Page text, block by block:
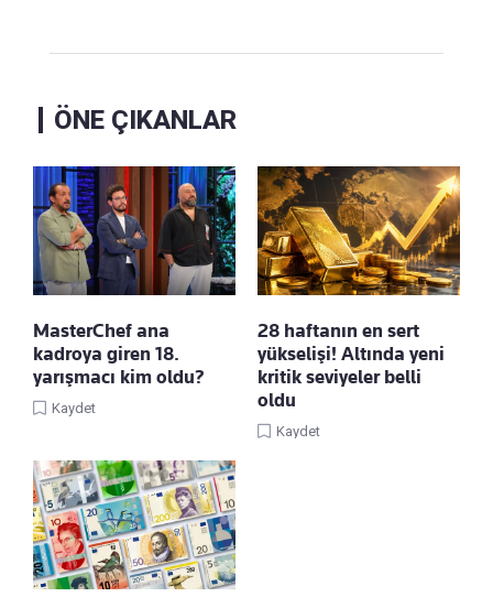
ÖNE ÇIKANLAR
MasterChef ana
kadroya giren 18.
yarışmacı kim oldu?
Kaydet
28 haftanın en sert
yükselişi! Altında yeni
kritik seviyeler belli
oldu
Kaydet